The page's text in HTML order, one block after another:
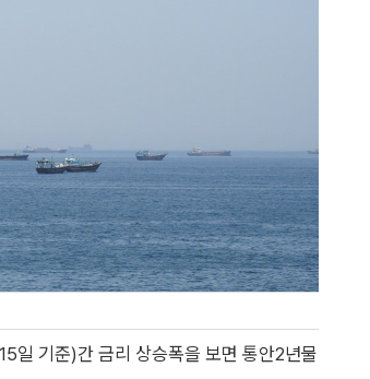
일 기준)간 금리 상승폭을 보면 통안2년물